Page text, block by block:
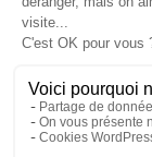
passion et
clé en main, du